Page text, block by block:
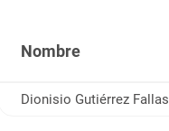
Nombre
Dionisio Gutiérrez Fallas